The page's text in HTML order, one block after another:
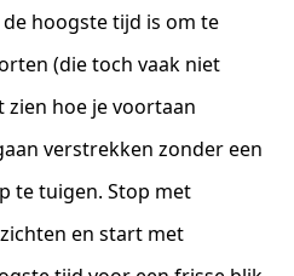
hoogste tijd is om te
(die toch vaak niet
zien hoe je voortaan
verstrekken zonder een
te tuigen. Stop met
en start met